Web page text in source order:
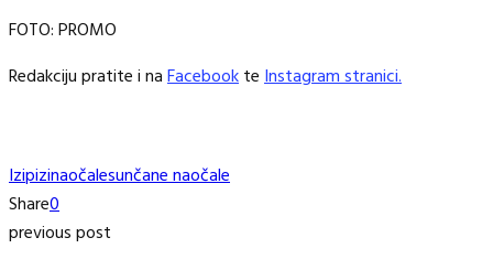
FOTO: PROMO
Redakciju pratite i naFacebookteInstagram stranici.
Izipizinaočalesunčane naočale
Share0
previous post